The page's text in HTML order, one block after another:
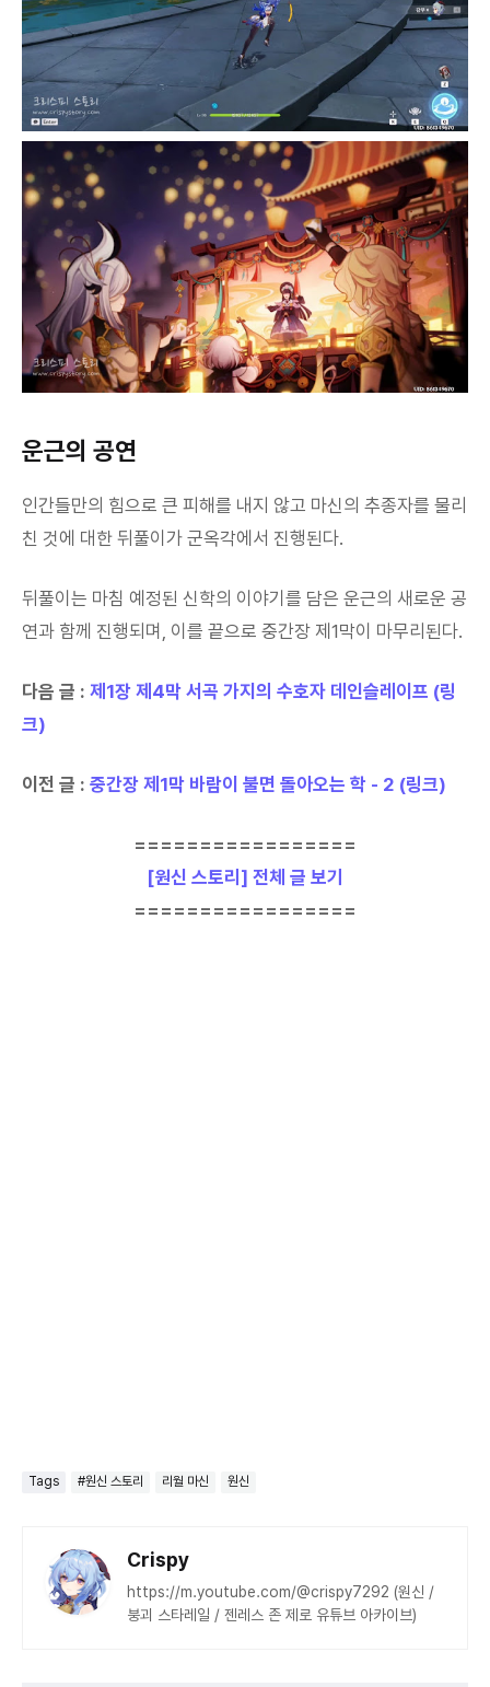
운근의 공연
인간들만의 힘으로 큰 피해를 내지 않고 마신의 추종자를 물리
친 것에 대한 뒤풀이가 군옥각에서 진행된다.
뒤풀이는 마침 예정된 신학의 이야기를 담은 운근의 새로운 공
연과 함께 진행되며, 이를 끝으로 중간장 제1막이 마무리된다.
다음 글 : 제1장 제4막 서곡 가지의 수호자 데인슬레이프 (링
크)
이전 글 : 중간장 제1막 바람이 불면 돌아오는 학 - 2 (링크)
=================
[원신 스토리] 전체 글 보기
=================
Tags #원신 스토리 리월 마신 원신
Crispy
https://m.youtube.com/@crispy7292 (원신 /
붕괴 스타레일 / 젠레스 존 제로 유튜브 아카이브)